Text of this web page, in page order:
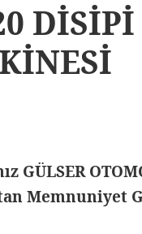
Memnuniyet